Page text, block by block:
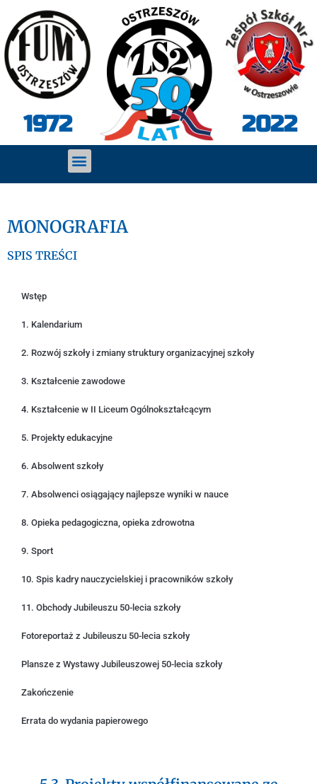
1972 2022
MONOGRAFIA
SPIS TREŚCI
Wstęp
1. Kalendarium
2. Rozwój szkoły i zmiany struktury organizacyjnej szkoły
3. Kształcenie zawodowe
4. Kształcenie w II Liceum Ogólnokształcącym
5. Projekty edukacyjne
6. Absolwent szkoły
7. Absolwenci osiągający najlepsze wyniki w nauce
8. Opieka pedagogiczna, opieka zdrowotna
9. Sport
10. Spis kadry nauczycielskiej i pracowników szkoły
11. Obchody Jubileuszu 50-lecia szkoły
Fotoreportaż z Jubileuszu 50-lecia szkoły
Plansze z Wystawy Jubileuszowej 50-lecia szkoły
Zakończenie
Errata do wydania papierowego